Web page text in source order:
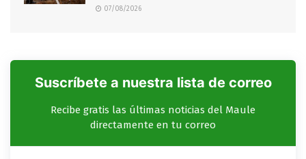
07/08/2026
Suscríbete a nuestra lista de correo
Recibe gratis las últimas noticias del Maule
directamente en tu correo